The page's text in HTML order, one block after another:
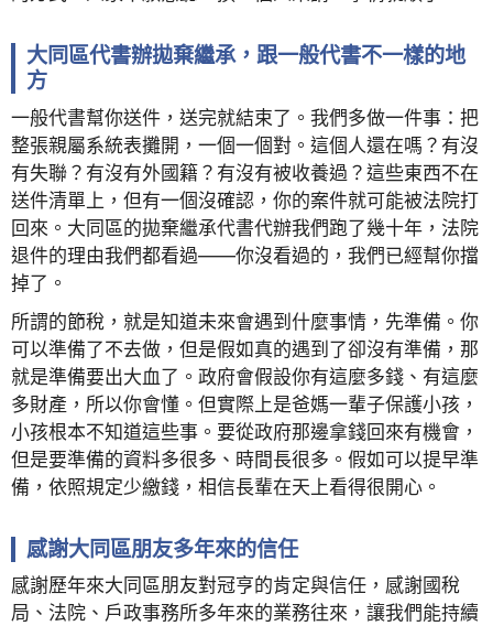
大同區代書辦拋棄繼承，跟一般代書不一樣的地
方
一般代書幫你送件，送完就結束了。我們多做一件事：把
整張親屬系統表攤開，一個一個對。這個人還在嗎？有沒
有失聯？有沒有外國籍？有沒有被收養過？這些東西不在
送件清單上，但有一個沒確認，你的案件就可能被法院打
回來。大同區的拋棄繼承代書代辦我們跑了幾十年，法院
退件的理由我們都看過——你沒看過的，我們已經幫你擋
掉了。
所謂的節稅，就是知道未來會遇到什麼事情，先準備。你
可以準備了不去做，但是假如真的遇到了卻沒有準備，那
就是準備要出大血了。政府會假設你有這麼多錢、有這麼
多財產，所以你會懂。但實際上是爸媽一輩子保護小孩，
小孩根本不知道這些事。要從政府那邊拿錢回來有機會，
但是要準備的資料多很多、時間長很多。假如可以提早準
備，依照規定少繳錢，相信長輩在天上看得很開心。
感謝大同區朋友多年來的信任
感謝歷年來大同區朋友對冠亨的肯定與信任，感謝國稅
局、法院、戶政事務所多年來的業務往來，讓我們能持續